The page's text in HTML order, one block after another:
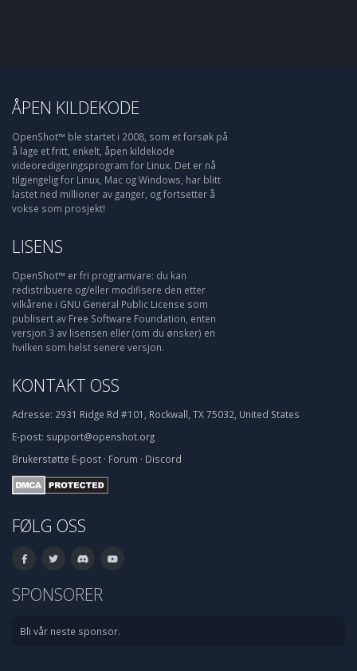
ÅPEN KILDEKODE
OpenShot™ ble startet i 2008, som et forsøk på
å lage et fritt, enkelt, åpen kildekode
videoredigeringsprogram for Linux. Det er nå
tilgjengelig for Linux, Mac og Windows, har blitt
lastet ned millioner av ganger, og fortsetter å
vokse som prosjekt!
LISENS
OpenShot™ er fri programvare: du kan
redistribuere og/eller modifisere den etter
vilkårene i GNU General Public License som
publisert av Free Software Foundation, enten
versjon 3 av lisensen eller (om du ønsker) en
hvilken som helst senere versjon.
KONTAKT OSS
Adresse: 2931 Ridge Rd #101, Rockwall, TX 75032, United States
E-post: support@openshot.org
Brukerstøtte E-post · Forum · Discord
FØLG OSS
SPONSORER
Bli vår neste sponsor.